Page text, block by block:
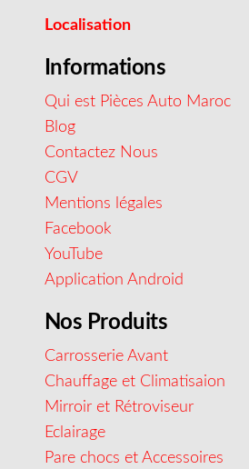
Localisation
Informations
Qui est Pièces Auto Maroc
Blog
Contactez Nous
CGV
Mentions légales
Facebook
YouTube
Application Android
Nos Produits
Carrosserie Avant
Chauffage et Climatisaion
Mirroir et Rétroviseur
Eclairage
Pare chocs et Accessoires